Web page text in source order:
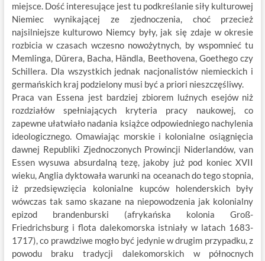
miejsce. Dość interesujące jest tu podkreślanie siły kulturowej
Niemiec wynikającej ze zjednoczenia, choć przecież
najsilniejsze kulturowo Niemcy były, jak się zdaje w okresie
rozbicia w czasach wczesno nowożytnych, by wspomnieć tu
Memlinga, Dürera, Bacha, Händla, Beethovena, Goethego czy
Schillera. Dla wszystkich jednak nacjonalistów niemieckich i
germańskich kraj podzielony musi być a priori nieszczęśliwy.
Praca van Essena jest bardziej zbiorem luźnych esejów niż
rozdziałów spełniających kryteria pracy naukowej, co
zapewne ułatwiało nadania książce odpowiedniego nachylenia
ideologicznego. Omawiając morskie i kolonialne osiągnięcia
dawnej Republiki Zjednoczonych Prowincji Niderlandów, van
Essen wysuwa absurdalną tezę, jakoby już pod koniec XVII
wieku, Anglia dyktowała warunki na oceanach do tego stopnia,
iż przedsięwzięcia kolonialne kupców holenderskich były
wówczas tak samo skazane na niepowodzenia jak kolonialny
epizod brandenburski (afrykańska kolonia Groß-
Friedrichsburg i flota dalekomorska istniały w latach 1683-
1717), co prawdziwe mogło być jedynie w drugim przypadku, z
powodu braku tradycji dalekomorskich w północnych